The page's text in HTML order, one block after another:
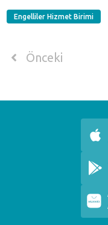
Engelliler Hizmet Birimi
Önceki